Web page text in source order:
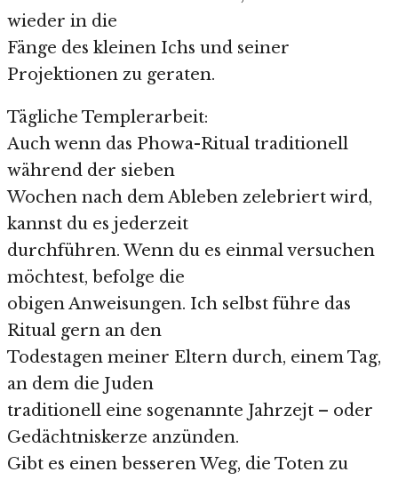
wieder in die
Fänge des kleinen Ichs und seiner
Projektionen zu geraten.
Tägliche Templerarbeit:
Auch wenn das Phowa-Ritual traditionell
während der sieben
Wochen nach dem Ableben zelebriert wird,
kannst du es jederzeit
durchführen. Wenn du es einmal versuchen
möchtest, befolge die
obigen Anweisungen. Ich selbst führe das
Ritual gern an den
Todestagen meiner Eltern durch, einem Tag,
an dem die Juden
traditionell eine sogenannte Jahrzejt – oder
Gedächtniskerze anzünden.
Gibt es einen besseren Weg, die Toten zu